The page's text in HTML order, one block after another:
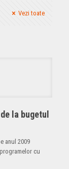
Vezi toate
la bugetul
anul 2009
cu